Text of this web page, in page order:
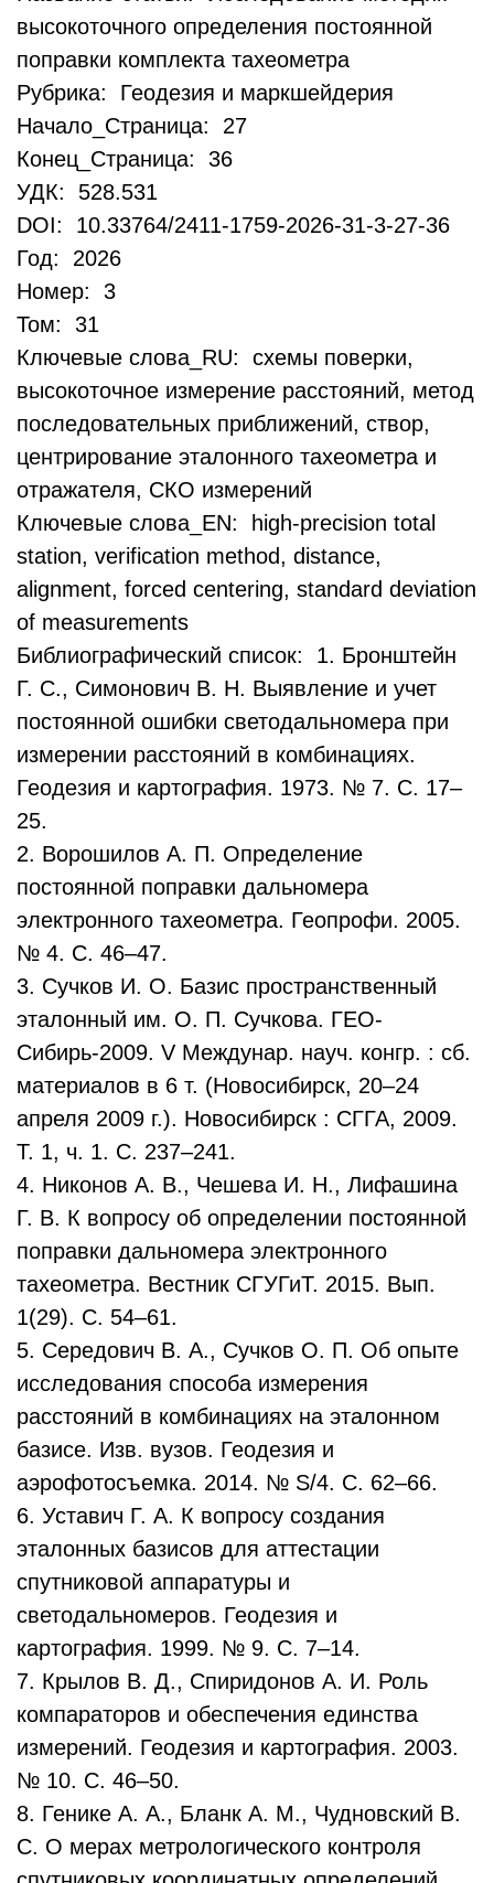
высокоточного определения постоянной
поправки комплекта тахеометра
Рубрика: Геодезия и маркшейдерия
Начало_Страница: 27
Конец_Страница: 36
УДК: 528.531
DOI: 10.33764/2411-1759-2026-31-3-27-36
Год: 2026
Номер: 3
Том: 31
Ключевые слова_RU: схемы поверки,
высокоточное измерение расстояний, метод
последовательных приближений, створ,
центрирование эталонного тахеометра и
отражателя, СКО измерений
Ключевые слова_EN: high-precision total
station, verification method, distance,
alignment, forced centering, standard deviation
of measurements
Библиографический список: 1. Бронштейн
Г. С., Симонович В. Н. Выявление и учет
постоянной ошибки светодальномера при
измерении расстояний в комбинациях.
Геодезия и картография. 1973. № 7. С. 17–
25.
2. Ворошилов А. П. Определение
постоянной поправки дальномера
электронного тахеометра. Геопрофи. 2005.
№ 4. С. 46–47.
3. Сучков И. О. Базис пространственный
эталонный им. О. П. Сучкова. ГЕО-
Сибирь-2009. V Междунар. науч. конгр. : сб.
материалов в 6 т. (Новосибирск, 20–24
апреля 2009 г.). Новосибирск : СГГА, 2009.
Т. 1, ч. 1. С. 237–241.
4. Никонов А. В., Чешева И. Н., Лифашина
Г. В. К вопросу об определении постоянной
поправки дальномера электронного
тахеометра. Вестник СГУГиТ. 2015. Вып.
1(29). С. 54–61.
5. Середович В. А., Сучков О. П. Об опыте
исследования способа измерения
расстояний в комбинациях на эталонном
базисе. Изв. вузов. Геодезия и
аэрофотосъемка. 2014. № S/4. С. 62–66.
6. Уставич Г. А. К вопросу создания
эталонных базисов для аттестации
спутниковой аппаратуры и
светодальномеров. Геодезия и
картография. 1999. № 9. С. 7–14.
7. Крылов В. Д., Спиридонов А. И. Роль
компараторов и обеспечения единства
измерений. Геодезия и картография. 2003.
№ 10. С. 46–50.
8. Генике А. А., Бланк А. М., Чудновский В.
С. О мерах метрологического контроля